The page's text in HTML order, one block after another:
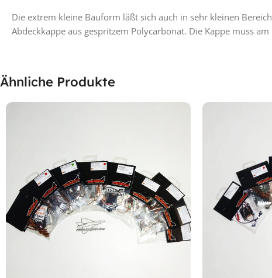
Die extrem kleine Bauform läßt sich auch in sehr kleinen
Abdeckkappe aus gespritzem Polycarbonat. Die Kappe muss
Ähnliche Produkte